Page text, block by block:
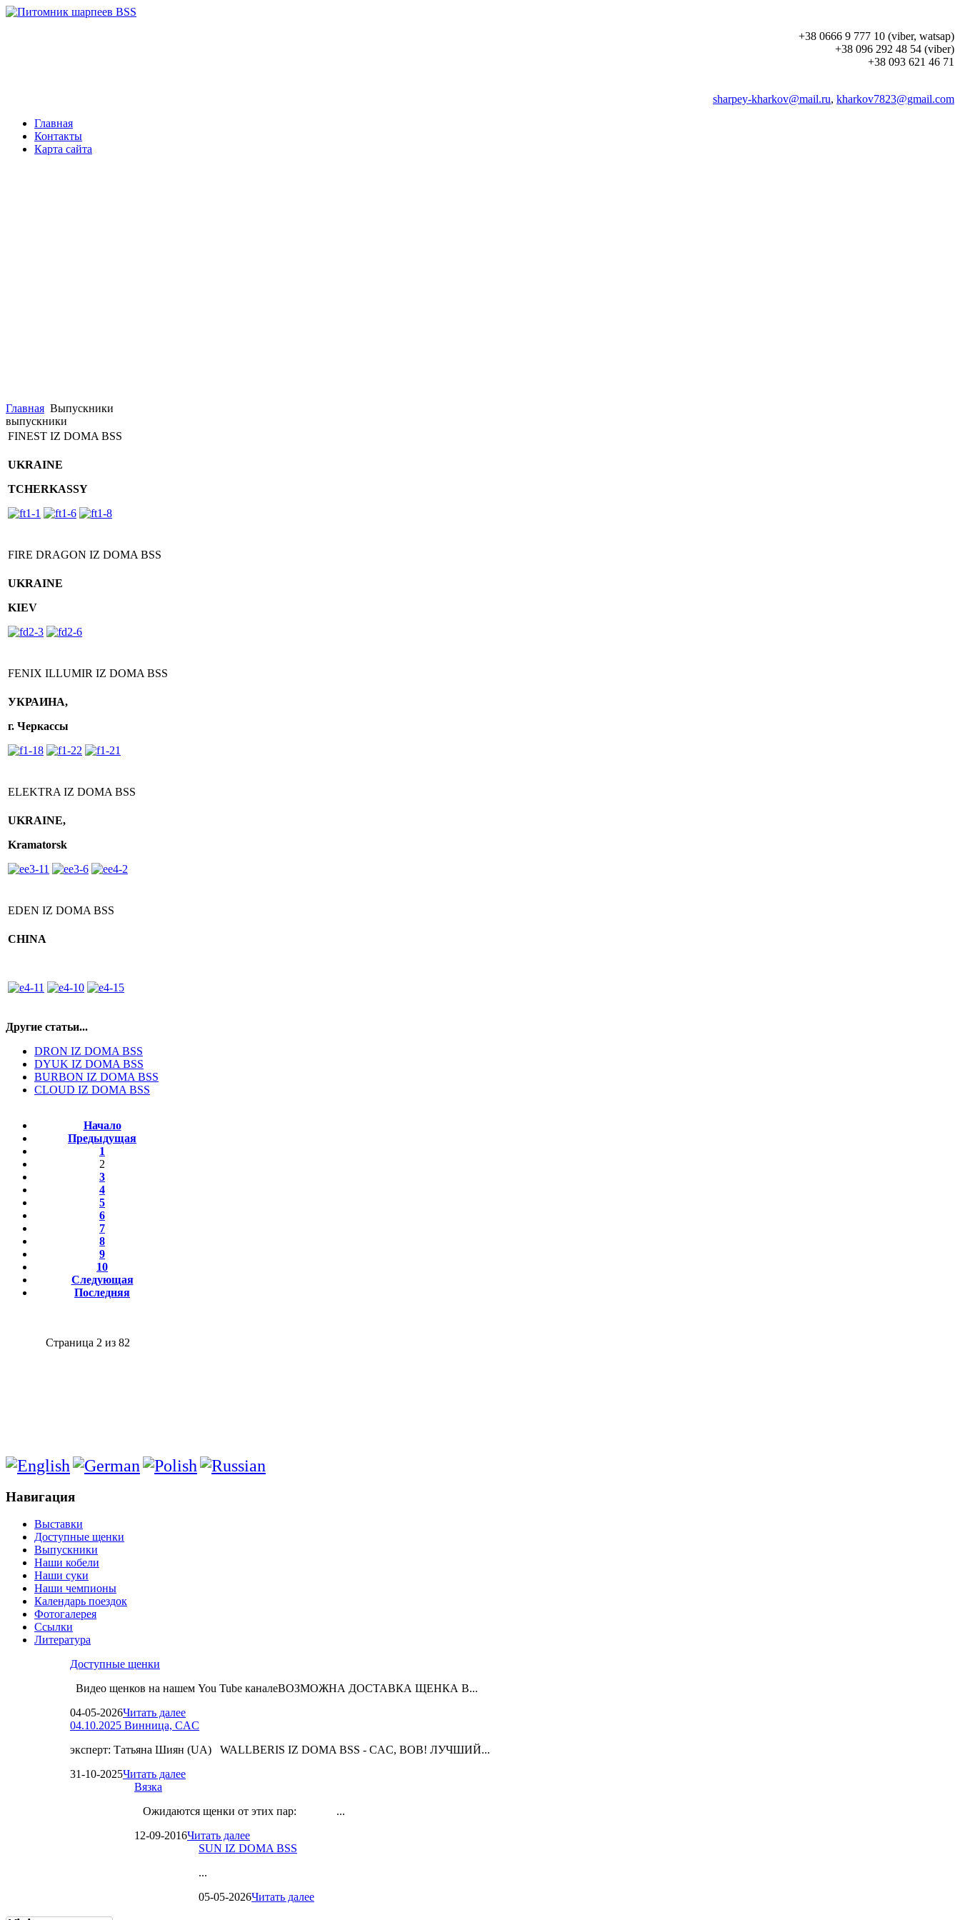
+38 0666 9 777 10 (viber, watsap)
+38 096 292 48 54 (viber)
+38 093 621 46 71
sharpey-kharkov@mail.ru, kharkov7823@gmail.com
Главная
Контакты
Карта сайта
Главная Выпускники
выпускники
FINEST IZ DOMA BSS
UKRAINE
TCHERKASSY
FIRE DRAGON IZ DOMA BSS
UKRAINE
KIEV
FENIX ILLUMIR IZ DOMA BSS
УКРАИНА,
г. Черкассы
ELEKTRA IZ DOMA BSS
UKRAINE,
Kramatorsk
EDEN IZ DOMA BSS
CHINA
Другие статьи...
DRON IZ DOMA BSS
DYUK IZ DOMA BSS
BURBON IZ DOMA BSS
CLOUD IZ DOMA BSS
Начало
Предыдущая
1
2
3
4
5
6
7
8
9
10
Следующая
Последняя
Страница 2 из 82
Навигация
Выставки
Доступные щенки
Выпускники
Наши кобели
Наши суки
Наши чемпионы
Календарь поездок
Фотогалерея
Ссылки
Литература
Доступные щенки
Видео щенков на нашем You Tube каналеВОЗМОЖНА ДОСТАВКА ЩЕНКА В...
04-05-2026Читать далее
04.10.2025 Винница, CAC
эксперт: Татьяна Шиян (UA) WALLBERIS IZ DOMA BSS - CAC, BOB! ЛУЧШИЙ...
31-10-2025Читать далее
Вязка
Ожидаются щенки от этих пар: ...
12-09-2016Читать далее
SUN IZ DOMA BSS
...
05-05-2026Читать далее